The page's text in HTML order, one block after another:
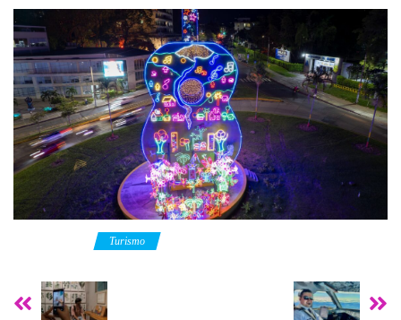
Turismo